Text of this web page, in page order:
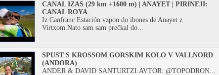
CANAL IZAS (29 km +1600 m) | ANAYET | PIRINEJI:
CANAL ROYA
Iz Canfranc Estación vzpon do ibones de Anayet z
Virtxom.Nato sam sam prečkal do...
SPUST S KROSSOM GORSKIM KOLO V VALLNORD
(ANDORA)
ANDER & DAVID SANTURTZI.AVTOR: @TOPODRON...